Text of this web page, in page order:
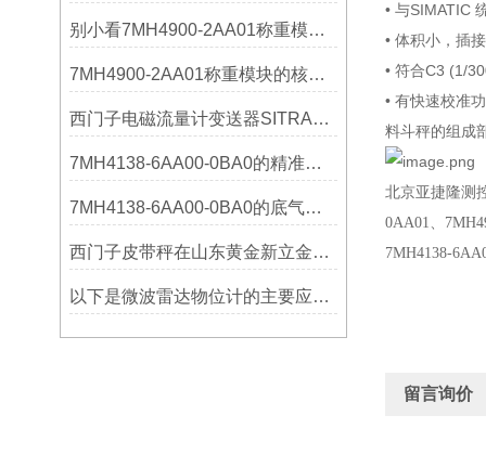
别小看7MH4900-2AA01称重模块！这些你日常接触的领域，早已离不开它
7MH4900-2AA01称重模块的核心亮点，藏着让效率翻倍的“关键密码”
西门子电磁流量计变送器SITRANS FMT020的功能
7MH4138-6AA00-0BA0的精准从何而来？关键组成部分，藏着答案！
7MH4138-6AA00-0BA0的底气：这些核心功能，让精准称重不再是难题
西门子皮带秤在山东黄金新立金矿的成功应用
以下是微波雷达物位计的主要应用领域及具体场景分析
• 与SIMATIC
• 体积小，插
• 符合C3 (1/
• 有快速校准
料斗秤的组成
北京亚捷隆测
0AA01、
7MH4138-
留言询价